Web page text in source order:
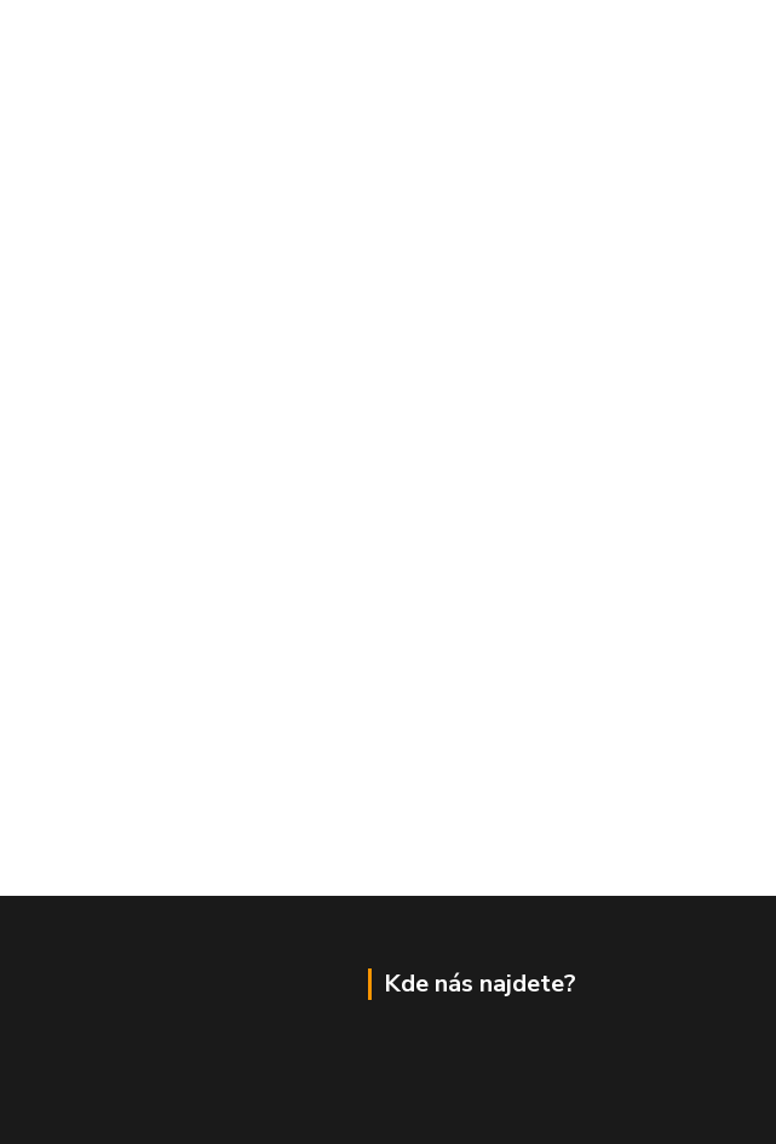
Kde nás najdete?